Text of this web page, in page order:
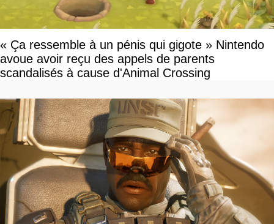
« Ça ressemble à un pénis qui gigote » Nintendo
avoue avoir reçu des appels de parents
scandalisés à cause d'Animal Crossing